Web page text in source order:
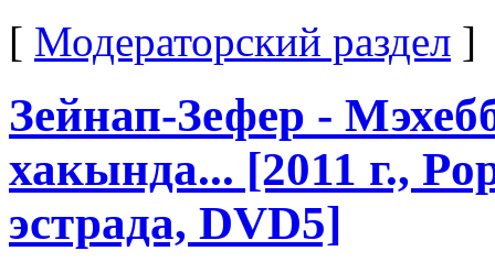
[ Модераторский раздел ]
Зейнап-Зефер -
хакында... [2011 г.,
эстрада, DVD5]